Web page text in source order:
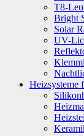
T8-
Bright
Solar
UV-
Heizsysteme